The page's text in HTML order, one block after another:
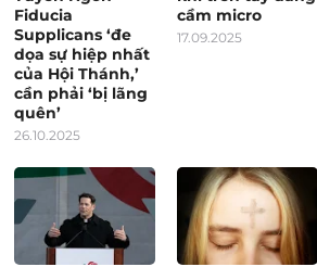
Fiducia
Supplicans ‘đe
dọa sự hiệp nhất
của Hội Thánh,’
cần phải ‘bị lãng
quên’
26.10.2025
cầm micro
17.09.2025